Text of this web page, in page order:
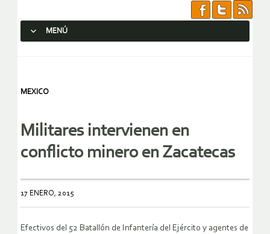
MENÚ
MEXICO
Militares intervienen en
conflicto minero en Zacatecas
17 ENERO, 2015
Efectivos del 52 Batallón de Infantería del Ejército y agentes de